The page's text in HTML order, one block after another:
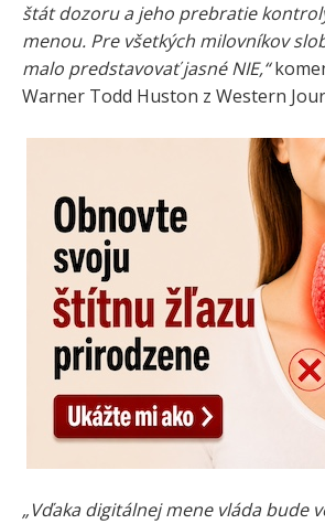
štát dozoru a jeho prebratie
menou. Pre všetkých milovníkov
malo predstavovať jasné NIE,“
Warner Todd Huston z Western
„Vďaka digitálnej mene vláda bude